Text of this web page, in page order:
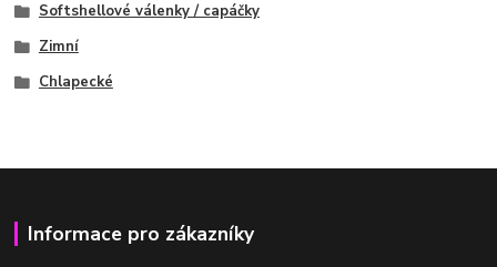
Softshellové válenky / capáčky
Zimní
Chlapecké
Informace pro zákazníky